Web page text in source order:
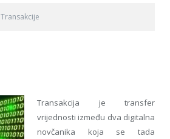
Transakcije
Transakcija je transfer
vrijednosti između dva digitalna
novčanika koja se tada